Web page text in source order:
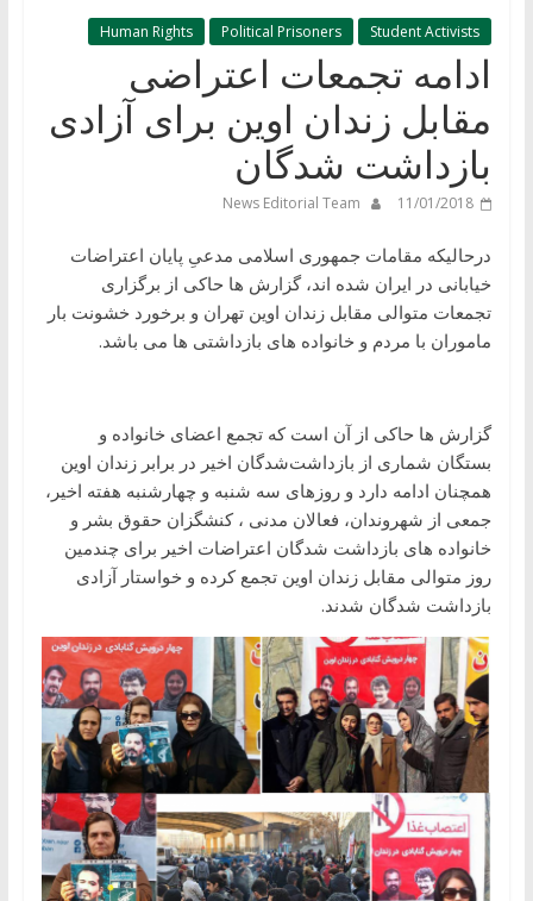
Human Rights Political Prisoners Student Activists
ادامه تجمعات اعتراضی
مقابل زندان اوین برای آزادی
بازداشت شدگان
11/01/2018
News Editorial Team
درحالیکه مقامات جمهوری اسلامی مدعیِ پایان اعتراضات
خیابانی در ایران شده اند، گزارش ها حاکی از برگزاری
تجمعات متوالی مقابل زندان اوین تهران و برخورد خشونت بار
ماموران با مردم و خانواده های بازداشتی ها می باشد.
گزارش ها حاکی از آن است که تجمع اعضای خانواده و
بستگان شماری از بازداشت‌شدگان اخیر در برابر زندان اوین
همچنان ادامه دارد و روزهای سه شنبه و چهارشنبه هفته اخیر،
جمعی از شهروندان، فعالان مدنی ، کنشگزان حقوق بشر و
خانواده های بازداشت شدگان اعتراضات اخیر برای چندمین
روز متوالی مقابل زندان اوین تجمع کرده و خواستار آزادی
بازداشت شدگان شدند.